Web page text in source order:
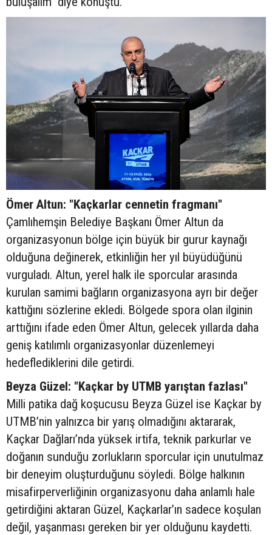
Ömer Altun: "Kaçkarlar cennetin fragmanı"
Çamlıhemşin Belediye Başkanı Ömer Altun da
organizasyonun bölge için büyük bir gurur kaynağı
olduğuna değinerek, etkinliğin her yıl büyüdüğünü
vurguladı. Altun, yerel halk ile sporcular arasında
kurulan samimi bağların organizasyona ayrı bir değer
kattığını sözlerine ekledi. Bölgede spora olan ilginin
arttığını ifade eden Ömer Altun, gelecek yıllarda daha
geniş katılımlı organizasyonlar düzenlemeyi
hedeflediklerini dile getirdi.
Beyza Güzel: "Kaçkar by UTMB yarıştan fazlası"
Milli patika dağ koşucusu Beyza Güzel ise Kaçkar by
UTMB’nin yalnızca bir yarış olmadığını aktararak,
Kaçkar Dağları’nda yüksek irtifa, teknik parkurlar ve
doğanın sunduğu zorlukların sporcular için unutulmaz
bir deneyim oluşturduğunu söyledi. Bölge halkının
misafirperverliğinin organizasyonu daha anlamlı hale
getirdiğini aktaran Güzel, Kaçkarlar’ın sadece koşulan
değil, yaşanması gereken bir yer olduğunu kaydetti.